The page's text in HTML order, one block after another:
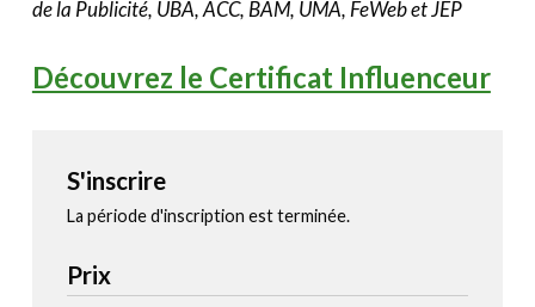
de la Publicité, UBA, ACC, BAM, UMA, FeWeb et JEP
Découvrez le Certificat Influenceur
S'inscrire
La période d'inscription est terminée.
Prix